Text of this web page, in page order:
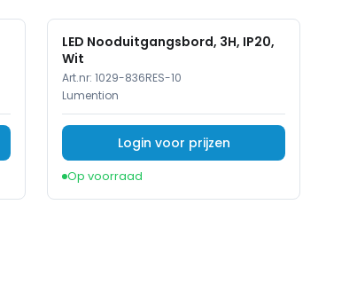
LED Nooduitgangsbord, 3H, IP20,
Wit
Art.nr: 1029-836RES-10
Lumention
Login voor prijzen
Op voorraad